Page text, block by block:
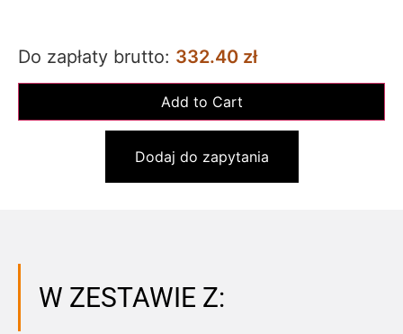
Do zapłaty brutto: 332.40 zł
Dodaj do zapytania
W ZESTAWIE Z: